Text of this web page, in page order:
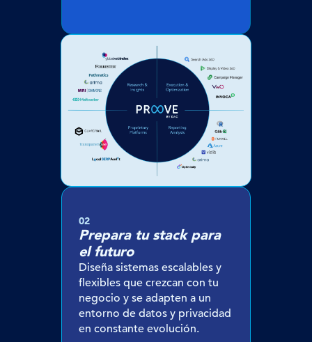
02
Prepara tu stack para
el futuro
Diseña sistemas escalables y
flexibles que crezcan con tu
negocio y se adapten a un
entorno de datos y privacidad
en constante evolución.